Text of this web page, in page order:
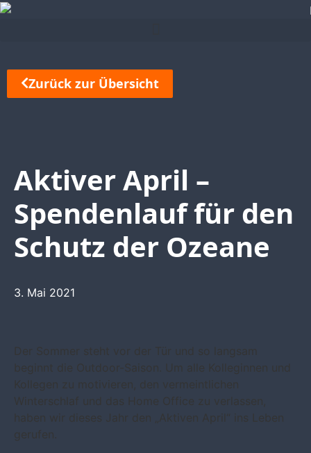
Zurück zur Übersicht
Aktiver April –
Spendenlauf für den
Schutz der Ozeane
3. Mai 2021
Der Sommer steht vor der Tür und so langsam
beginnt die Outdoor-Saison. Um alle Kolleginnen und
Kollegen zu motivieren, den vermeintlichen
Winterschlaf und das Home Office zu verlassen,
haben wir dieses Jahr den „Aktiven April“ ins Leben
gerufen.